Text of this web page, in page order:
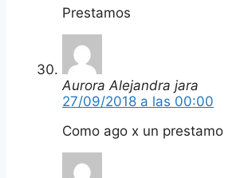
Prestamos
Aurora Alejandra jara
27/09/2018 a las 00:00
Como ago x un prestamo